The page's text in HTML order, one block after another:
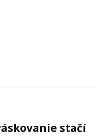
stačí